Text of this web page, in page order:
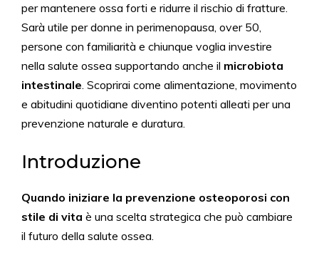
per mantenere ossa forti e ridurre il rischio di fratture.
Sarà utile per donne in perimenopausa, over 50,
persone con familiarità e chiunque voglia investire
nella salute ossea supportando anche il microbiota
intestinale. Scoprirai come alimentazione, movimento
e abitudini quotidiane diventino potenti alleati per una
prevenzione naturale e duratura.
Introduzione
Quando iniziare la prevenzione osteoporosi con
stile di vita è una scelta strategica che può cambiare
il futuro della salute ossea.